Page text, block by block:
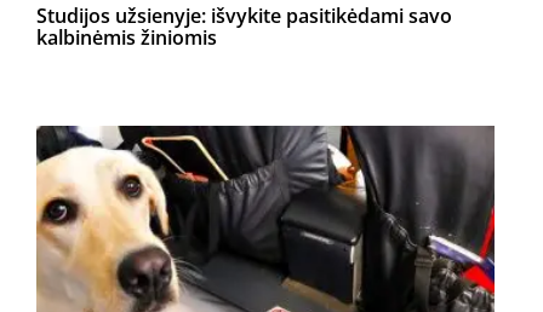
Studijos užsienyje: išvykite pasitikėdami savo
kalbinėmis žiniomis